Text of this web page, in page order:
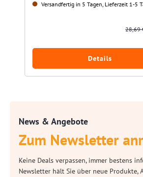
Versandfertig in 5 Tagen, Lieferzeit 1-5
28,69
Details
News & Angebote
Zum Newsletter
Keine Deals verpassen, immer bestens
Newsletter hält Sie über neue Produkte,